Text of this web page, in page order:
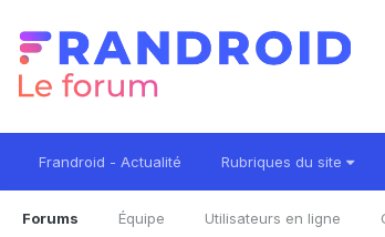
Frandroid - Actualité Rubriques du site
Forums Équipe Utilisateurs en ligne